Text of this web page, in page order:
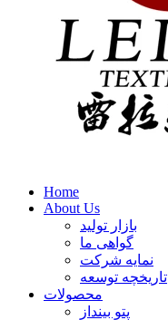
Home
About Us
بازار تولید
گواهی ما
نمایه شرکت
تاریخچه توسعه
محصولات
پتو بینداز